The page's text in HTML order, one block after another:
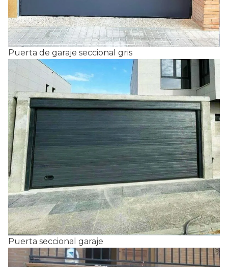
Puerta de garaje seccional gris
Puerta seccional garaje